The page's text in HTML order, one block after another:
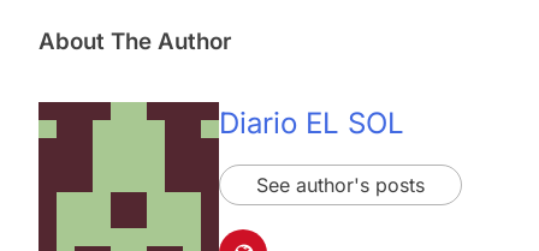
About The Author
Diario EL SOL
See author's posts